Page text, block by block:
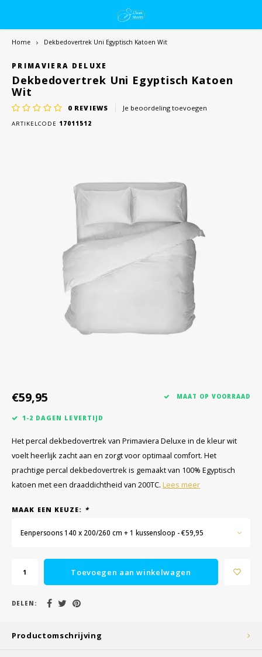
Home Dekbedovertrek Uni Egyptisch Katoen Wit
PRIMAVIERA DELUXE
Dekbedovertrek Uni Egyptisch Katoen
Wit
0 REVIEWS Je beoordeling toevoegen
ARTIKELCODE 17011512
€59,95 MAAT OP VOORRAAD
1-2 DAGEN LEVERTIJD
Het percal dekbedovertrek van Primaviera Deluxe in de kleur wit
voelt heerlijk zacht aan en zorgt voor optimaal comfort. Het
prachtige percal dekbedovertrek is gemaakt van 100% Egyptisch
katoen met een draaddichtheid van 200TC. Lees meer
MAAK EEN KEUZE: *
Eenpersoons 140 x 200/260 cm + 1 kussensloop - €59,95
Toevoegen aan winkelwagen
DELEN:
Productomschrijving